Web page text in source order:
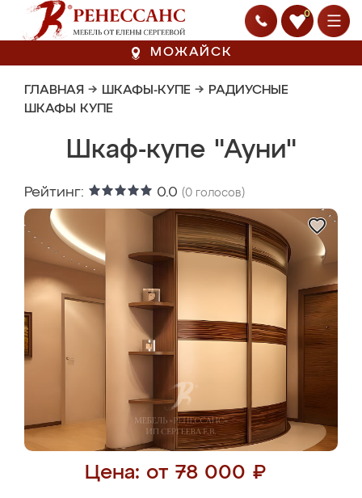
0
МОЖАЙСК
ГЛАВНАЯ → ШКАФЫ-КУПЕ → РАДИУСНЫЕ
ШКАФЫ КУПЕ
Шкаф-купе "Ауни"
Рейтинг: 0.0 (0 голосов)
Цена: от 78 000 ₽